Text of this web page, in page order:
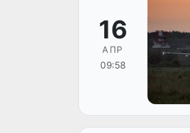
16
АПР
09:58